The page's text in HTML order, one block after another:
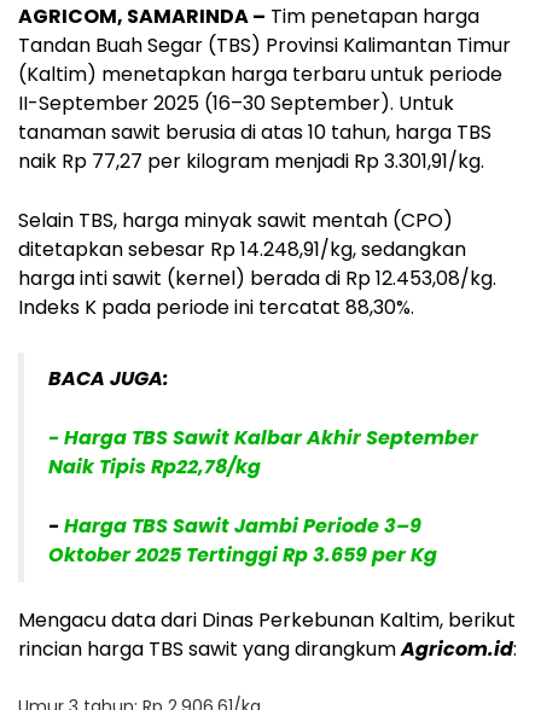
AGRICOM, SAMARINDA – Tim penetapan harga
Tandan Buah Segar (TBS) Provinsi Kalimantan Timur
(Kaltim) menetapkan harga terbaru untuk periode
II-September 2025 (16–30 September). Untuk
tanaman sawit berusia di atas 10 tahun, harga TBS
naik Rp 77,27 per kilogram menjadi Rp 3.301,91/kg.
Selain TBS, harga minyak sawit mentah (CPO)
ditetapkan sebesar Rp 14.248,91/kg, sedangkan
harga inti sawit (kernel) berada di Rp 12.453,08/kg.
Indeks K pada periode ini tercatat 88,30%.
BACA JUGA:
- Harga TBS Sawit Kalbar Akhir September
Naik Tipis Rp22,78/kg
-Harga TBS Sawit Jambi Periode 3–9
Oktober 2025 Tertinggi Rp 3.659 per Kg
Mengacu data dari Dinas Perkebunan Kaltim, berikut
rincian harga TBS sawit yang dirangkumAgricom.id: